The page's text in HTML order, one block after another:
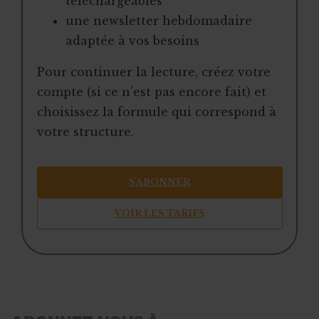
une newsletter hebdomadaire
adaptée à vos besoins
Pour continuer la lecture, créez votre
compte (si ce n’est pas encore fait) et
choisissez la formule qui correspond à
votre structure.
S’ABONNER
VOIR LES TARIFS